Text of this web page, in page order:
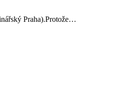
Praha).Protože…